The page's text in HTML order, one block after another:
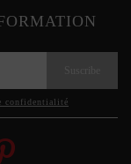
confidentialité